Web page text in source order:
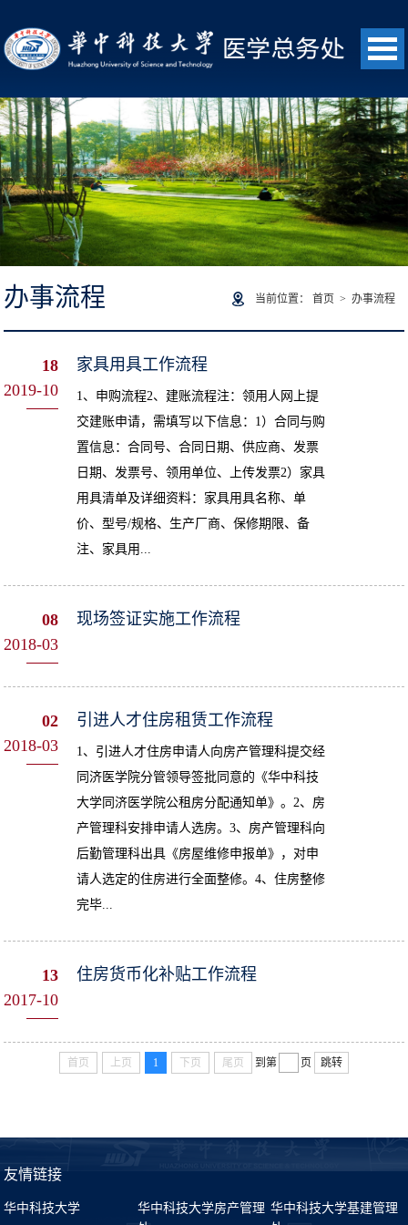
办事流程 当前位置： 首页> 办事流程
18
2019-10
家具用具工作流程
1、申购流程2、建账流程注：领用人网上提
交建账申请，需填写以下信息：1）合同与购
置信息：合同号、合同日期、供应商、发票
日期、发票号、领用单位、上传发票2）家具
用具清单及详细资料：家具用具名称、单
价、型号/规格、生产厂商、保修期限、备
注、家具用...
08
2018-03
现场签证实施工作流程
02
2018-03
引进人才住房租赁工作流程
1、引进人才住房申请人向房产管理科提交经
同济医学院分管领导签批同意的《华中科技
大学同济医学院公租房分配通知单》。2、房
产管理科安排申请人选房。3、房产管理科向
后勤管理科出具《房屋维修申报单》，对申
请人选定的住房进行全面整修。4、住房整修
完毕...
13
2017-10
住房货币化补贴工作流程
首页 上页 1 下页 尾页 到第 页 跳转
友情链接
华中科技大学
华中科技大学房产管理 华中科技大学基建管理